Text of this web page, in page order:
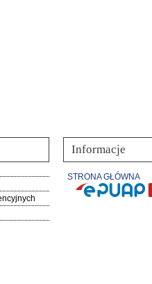
Informacje
STRONA GŁÓWNA